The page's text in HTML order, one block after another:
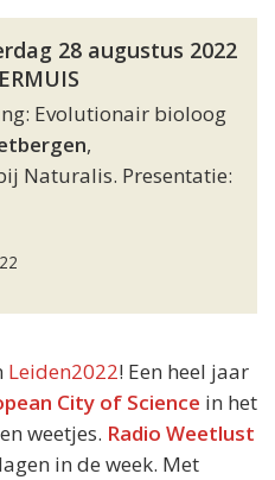
28 augustus 2022
Evolutionair bioloog
,
Naturalis. Presentatie:
Leiden2022! Een heel jaar
City of Science in het
weetjes. Radio Weetlust
in de week. Met